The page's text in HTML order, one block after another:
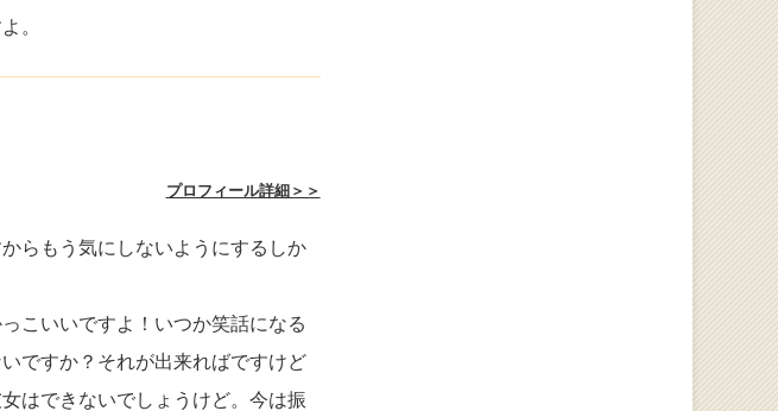
。
プロフィール詳細＞＞
らもう気にしないようにするしか
こいいですよ！いつか笑話になる
ですか？それが出来ればですけど
はできないでしょうけど。今は振